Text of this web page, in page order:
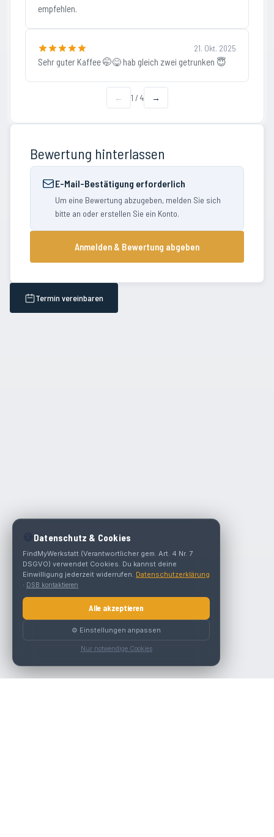
empfehlen.
21. Okt. 2025
Sehr guter Kaffee 🤭😋 hab gleich zwei getrunken 😇
← 1 / 4 →
Bewertung hinterlassen
E-Mail-Bestätigung erforderlich
Um eine Bewertung abzugeben, melden Sie sich
bitte an oder erstellen Sie ein Konto.
Anmelden & Bewertung abgeben
Termin vereinbaren
🍪 Datenschutz & Cookies
FindMyWerkstatt (Verantwortlicher gem. Art. 4 Nr. 7
DSGVO) verwendet Cookies. Du kannst deine
Einwilligung jederzeit widerrufen. Datenschutzerklärung
· DSB kontaktieren
Alle akzeptieren
⚙️ Einstellungen anpassen
Nur notwendige Cookies